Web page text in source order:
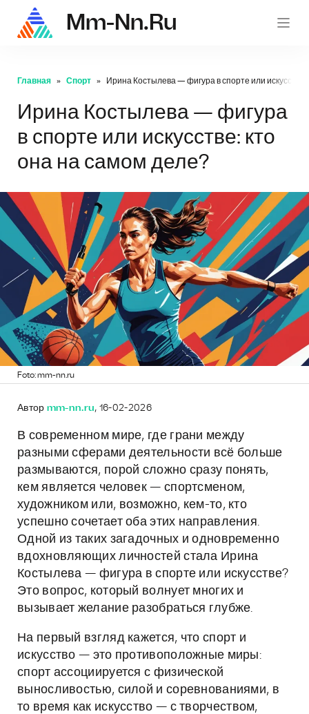
mm-
Mm-Nn.ru
Главная Спорт Ирина Костылева — фигура в спорте или искусстве:
Ирина Костылева — фигура
в спорте или искусстве: кто
она на самом деле?
Foto: mm-nn.ru
Автор mm-nn.ru, 16-02-2026
В современном мире, где грани между
разными сферами деятельности всё больше
размываются, порой сложно сразу понять,
кем является человек — спортсменом,
художником или, возможно, кем-то, кто
успешно сочетает оба этих направления.
Одной из таких загадочных и одновременно
вдохновляющих личностей стала Ирина
Костылева — фигура в спорте или искусстве?
Это вопрос, который волнует многих и
вызывает желание разобраться глубже.
На первый взгляд кажется, что спорт и
искусство — это противоположные миры:
спорт ассоциируется с физической
выносливостью, силой и соревнованиями, в
то время как искусство — с творчеством,